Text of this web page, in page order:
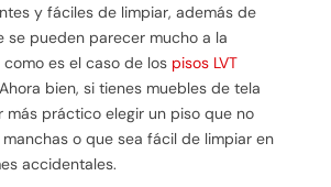
y fáciles de limpiar, además de
se pueden parecer mucho a la
es el caso de los pisos LVT
bien, si tienes muebles de tela
más práctico elegir un piso que no
o que sea fácil de limpiar en
accidentales.